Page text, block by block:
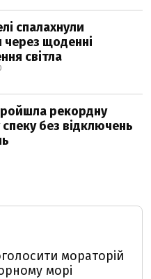
спалахнули
через щоденні
світла
рекордну
без відключень
мораторій
морі